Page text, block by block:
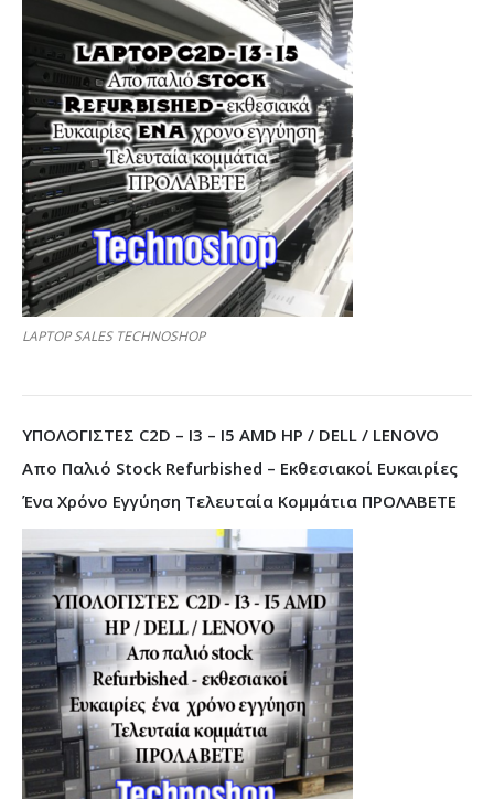
LAPTOP SALES TECHNOSHOP
ΥΠΟΛΟΓΙΣΤΕΣ C2D – I3 – I5 AMD HP / DELL / LENOVO
Απο Παλιό Stock Refurbished – Εκθεσιακοί Ευκαιρίες
Ένα Χρόνο Εγγύηση Τελευταία Κομμάτια ΠΡΟΛΑΒΕΤΕ